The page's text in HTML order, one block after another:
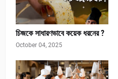
চিজকে সাধারণভাবে কয়েক ধরনের ?
October 04, 2025